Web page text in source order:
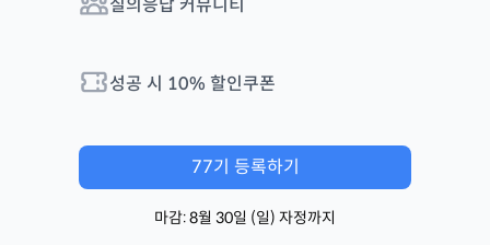
질의응답 커뮤니티
성공 시 10% 할인쿠폰
77기 등록하기
마감:8월 30일 (일) 자정까지